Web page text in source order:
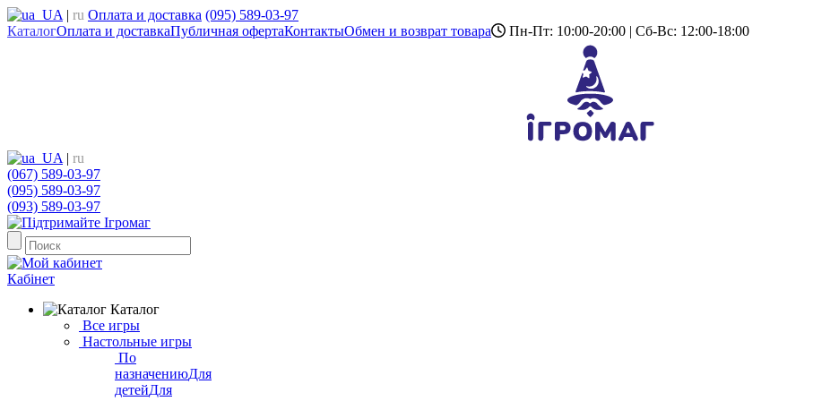
UA | ru Оплата и доставка (095) 589-03-97
КаталогОплата и доставкаПубличная офертаКонтактыОбмен и возврат товара Пн-Пт: 10:00-20:00 | Сб-Вс: 12:00-18:00
UA | ru
(067) 589-03-97
(095) 589-03-97
(093) 589-03-97
Кабінет
Каталог
Все игры
Настольные игры
По
назначениюДля
детейДля